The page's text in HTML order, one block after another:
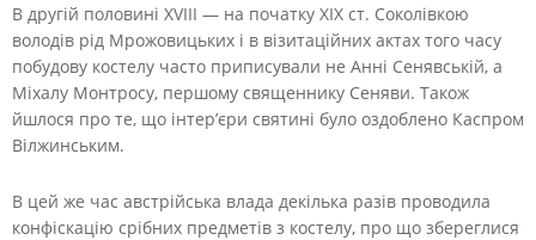
В другій половині ХVІІІ — на початку ХІХ ст. Соколівкою
володів рід Мрожовицьких і в візитаційних актах того часу
побудову костелу часто приписували не Анні Сенявській, а
Міхалу Монтросу, першому священнику Сеняви. Також
йшлося про те, що інтер’єри святині було оздоблено Каспром
Вілжинським.
В цей же час австрійська влада декілька разів проводила
конфіскацію срібних предметів з костелу, про що збереглися